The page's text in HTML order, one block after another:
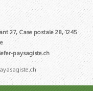
27, Case postale 28, 1245
paysagiste.ch